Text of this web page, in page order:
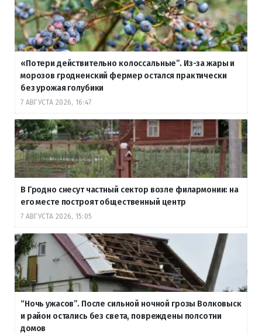
«Потери действительно колоссальные”. Из-за жары и
морозов гродненский фермер остался практически
без урожая голубики
7 АВГУСТА 2026, 16:47
В Гродно снесут частный сектор возле филармонии: на
его месте построят общественный центр
7 АВГУСТА 2026, 15:05
“Ночь ужасов”. После сильной ночной грозы Волковыск
и район остались без света, повреждены полсотни
домов